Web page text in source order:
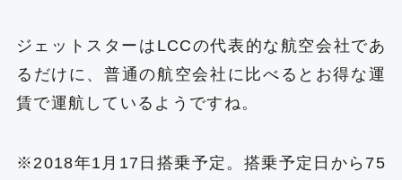
ジェットスターはLCCの代表的な航空会社であ
るだけに、普通の航空会社に比べるとお得な運
賃で運航しているようですね。
※2018年1月17日搭乗予定。搭乗予定日から75